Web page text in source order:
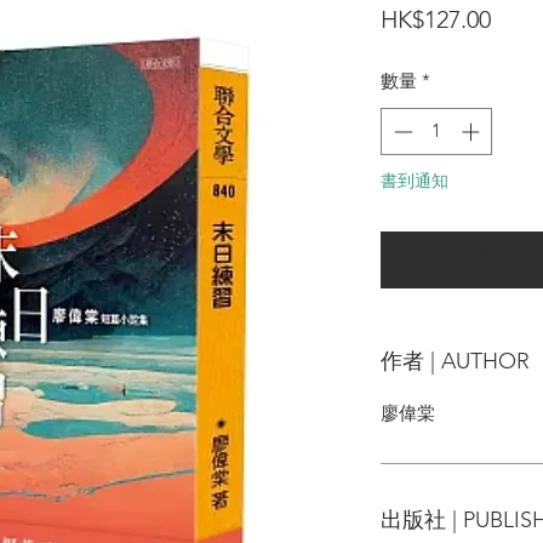
HK$127.00價
數量 *
書到通知
作者 | AUTHOR
廖偉棠
出版社 |